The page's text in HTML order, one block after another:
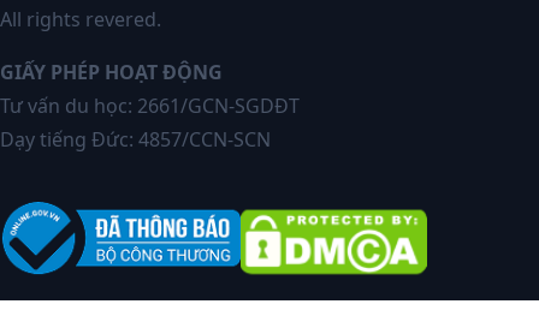
All rights revered.
GIẤY PHÉP HOẠT ĐỘNG
Tư vấn du học: 2661/GCN-SGDĐT
Dạy tiếng Đức: 4857/CCN-SCN